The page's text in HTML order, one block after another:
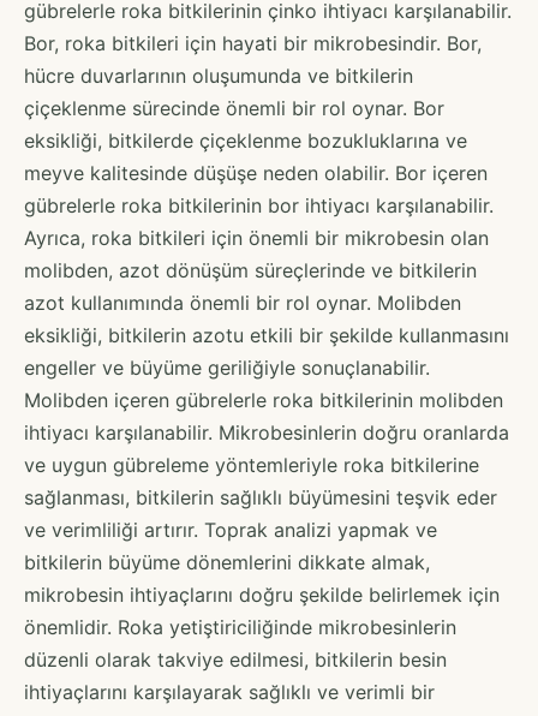
gübrelerle roka bitkilerinin çinko ihtiyacı karşılanabilir.
Bor, roka bitkileri için hayati bir mikrobesindir. Bor,
hücre duvarlarının oluşumunda ve bitkilerin
çiçeklenme sürecinde önemli bir rol oynar. Bor
eksikliği, bitkilerde çiçeklenme bozukluklarına ve
meyve kalitesinde düşüşe neden olabilir. Bor içeren
gübrelerle roka bitkilerinin bor ihtiyacı karşılanabilir.
Ayrıca, roka bitkileri için önemli bir mikrobesin olan
molibden, azot dönüşüm süreçlerinde ve bitkilerin
azot kullanımında önemli bir rol oynar. Molibden
eksikliği, bitkilerin azotu etkili bir şekilde kullanmasını
engeller ve büyüme geriliğiyle sonuçlanabilir.
Molibden içeren gübrelerle roka bitkilerinin molibden
ihtiyacı karşılanabilir. Mikrobesinlerin doğru oranlarda
ve uygun gübreleme yöntemleriyle roka bitkilerine
sağlanması, bitkilerin sağlıklı büyümesini teşvik eder
ve verimliliği artırır. Toprak analizi yapmak ve
bitkilerin büyüme dönemlerini dikkate almak,
mikrobesin ihtiyaçlarını doğru şekilde belirlemek için
önemlidir. Roka yetiştiriciliğinde mikrobesinlerin
düzenli olarak takviye edilmesi, bitkilerin besin
ihtiyaçlarını karşılayarak sağlıklı ve verimli bir